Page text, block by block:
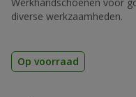
diverse werkzaamheden.
Op voorraad